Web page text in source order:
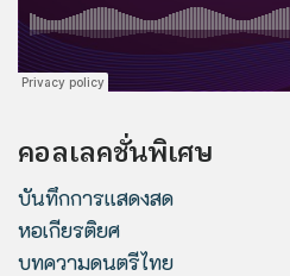
คอลเลคชั่นพิเศษ
บันทึกการแสดงสด
หอเกียรติยศ
บทความดนตรีไทย